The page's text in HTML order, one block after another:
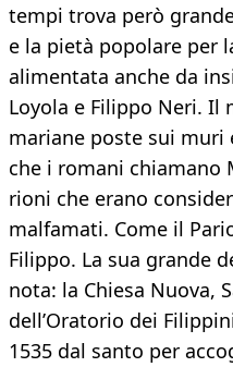
tempi trova però
e la pietà popolare per
alimentata anche da
Loyola e Filippo Neri. Il
mariane poste sui muri
che i romani chiamano
rioni che erano
malfamati. Come il
Filippo. La sua grande
nota: la Chiesa Nuova,
dell’Oratorio dei
1535 dal santo per